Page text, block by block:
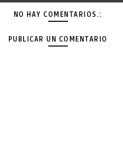
NO HAY COMENTARIOS.:
PUBLICAR UN COMENTARIO